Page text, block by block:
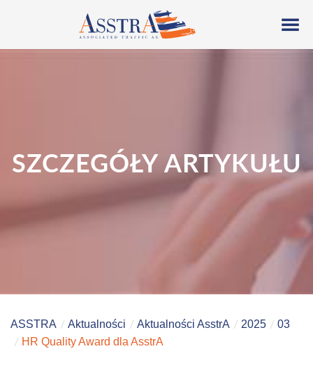
SZCZEGÓŁY ARTYKUŁU
ASSTRA Aktualności Aktualności AsstrA 2025
03
HR Quality Award dla AsstrA